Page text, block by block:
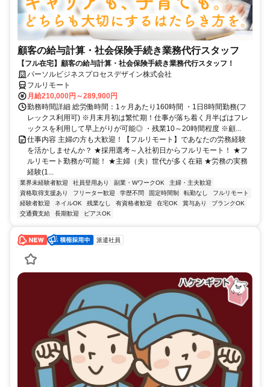
顧客の給与計算・社会保険手続き業務代行スタッフ
【フル在宅】顧客の給与計算・社会保険手続き業務代行スタッフ！
パーソルビジネスプロセスデザイン株式会社
フルリモート
月給210,000円～289,900円
勤務時間詳細 総労働時間：1ヶ月あたり160時間 ・1日8時間勤務(フ
レックス利用可) ※月末月初は繁忙期！仕事が落ち着く月半ばはフレ
ックスを利用して早上がりが可能◎ ・残業10～20時間程度 ※顧...
仕事内容 主婦の方も大歓迎！【フルリモート】であなたの労務経験
を活かしませんか？ ★採用選考～入社初日からフルリモート！ ★フ
ルリモート勤務が可能！ ★主婦（夫）世代が多く在籍 ★労務の実務
経験(1...
業界未経験者歓迎 社員登用あり 副業・WワークOK
主婦・主夫歓迎
資格取得支援あり
フリーター歓迎 学歴不問 固定時間制 転勤なし
フルリモート
経験者歓迎
ネイルOK 残業なし 有資格者歓迎 在宅OK 賞与あり
ブランクOK
交通費支給
長期歓迎 ピアスOK
派遣社員